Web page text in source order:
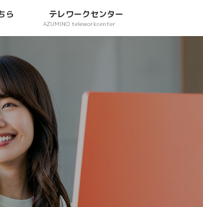
ら テレワークセンター
AZUMINO teleworkcenter